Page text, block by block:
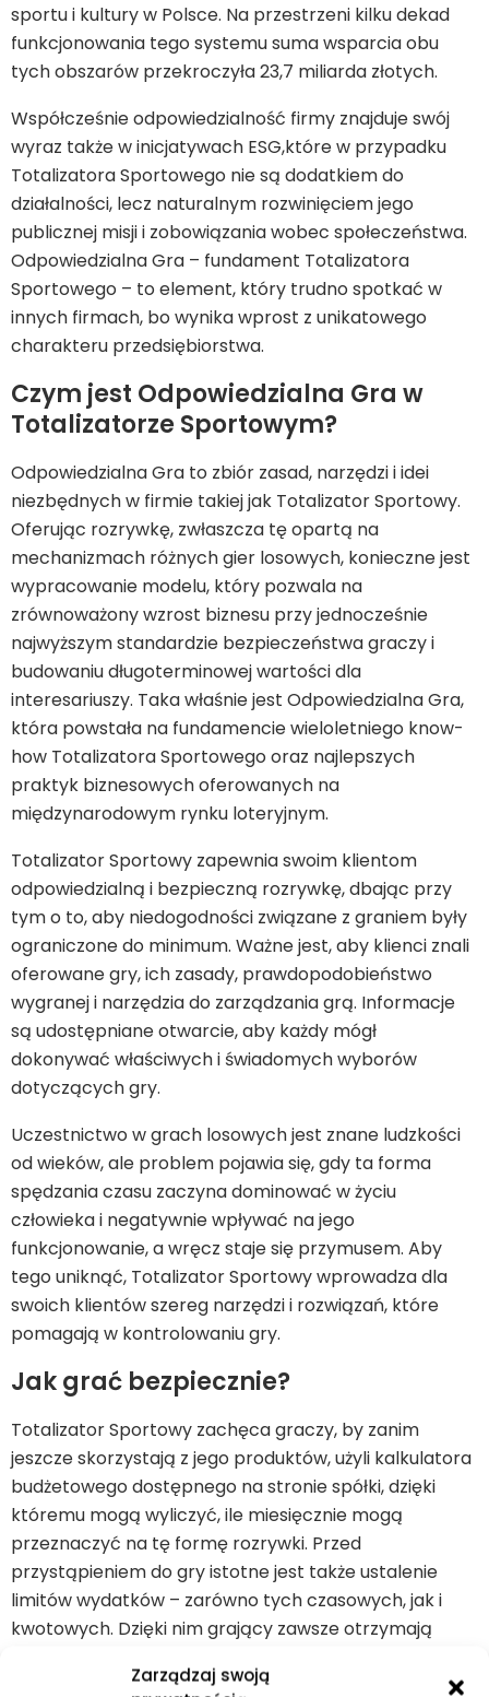
Zarządzaj swoją
sportu i kultury w Polsce. Na przestrzeni kilku dekad
funkcjonowania tego systemu suma wsparcia obu
tych obszarów przekroczyła 23,7 miliarda złotych.
Współcześnie odpowiedzialność firmy znajduje swój
wyraz także w inicjatywach ESG,które w przypadku
Totalizatora Sportowego nie są dodatkiem do
działalności, lecz naturalnym rozwinięciem jego
publicznej misji i zobowiązania wobec społeczeństwa.
Odpowiedzialna Gra – fundament Totalizatora
Sportowego – to element, który trudno spotkać w
innych firmach, bo wynika wprost z unikatowego
charakteru przedsiębiorstwa.
Czym jest Odpowiedzialna Gra w
Totalizatorze Sportowym?
Odpowiedzialna Gra to zbiór zasad, narzędzi i idei
niezbędnych w firmie takiej jak Totalizator Sportowy.
Oferując rozrywkę, zwłaszcza tę opartą na
mechanizmach różnych gier losowych, konieczne jest
wypracowanie modelu, który pozwala na
zrównoważony wzrost biznesu przy jednocześnie
najwyższym standardzie bezpieczeństwa graczy i
budowaniu długoterminowej wartości dla
interesariuszy. Taka właśnie jest Odpowiedzialna Gra,
która powstała na fundamencie wieloletniego know-
how Totalizatora Sportowego oraz najlepszych
praktyk biznesowych oferowanych na
międzynarodowym rynku loteryjnym.
Totalizator Sportowy zapewnia swoim klientom
odpowiedzialną i bezpieczną rozrywkę, dbając przy
tym o to, aby niedogodności związane z graniem były
ograniczone do minimum. Ważne jest, aby klienci znali
oferowane gry, ich zasady, prawdopodobieństwo
wygranej i narzędzia do zarządzania grą. Informacje
są udostępniane otwarcie, aby każdy mógł
dokonywać właściwych i świadomych wyborów
dotyczących gry.
Uczestnictwo w grach losowych jest znane ludzkości
od wieków, ale problem pojawia się, gdy ta forma
spędzania czasu zaczyna dominować w życiu
człowieka i negatywnie wpływać na jego
funkcjonowanie, a wręcz staje się przymusem. Aby
tego uniknąć, Totalizator Sportowy wprowadza dla
swoich klientów szereg narzędzi i rozwiązań, które
pomagają w kontrolowaniu gry.
Jak grać bezpiecznie?
Totalizator Sportowy zachęca graczy, by zanim
jeszcze skorzystają z jego produktów, użyli kalkulatora
budżetowego dostępnego na stronie spółki, dzięki
któremu mogą wyliczyć, ile miesięcznie mogą
przeznaczyć na tę formę rozrywki. Przed
przystąpieniem do gry istotne jest także ustalenie
limitów wydatków – zarówno tych czasowych, jak i
kwotowych. Dzięki nim grający zawsze otrzymają
założyli sobie na początku. Jeśli zaś mają wątpliwości